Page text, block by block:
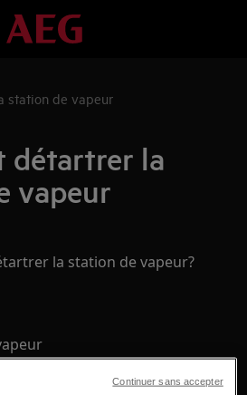
station de vapeur
détartrer la
vapeur
la station de vapeur?
Continuer sans accepter